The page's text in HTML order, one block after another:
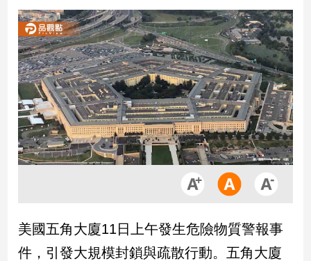
產
經/
股
市
房
地
產
品
政
治
美國五角大廈11日上午發生危險物質警報事
件，引發大規模封鎖與疏散行動。五角大廈